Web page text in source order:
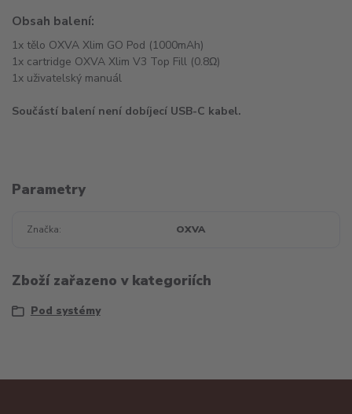
Obsah balení:
1x tělo OXVA Xlim GO Pod (1000mAh)
1x cartridge OXVA Xlim V3 Top Fill (0.8Ω)
1x uživatelský manuál
Součástí balení není dobíjecí USB-C kabel.
Parametry
Značka OXVA
Zboží zařazeno v kategoriích
Pod systémy